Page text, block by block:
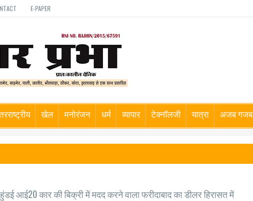
E-PAPER
खेल मनोरंजन धर्म व्यापार टेक्नॉलजी यात्रा अजब गजब
आई20 कार की बिक्री में मदद करने वाला फरीदाबाद का डीलर हिरासत में